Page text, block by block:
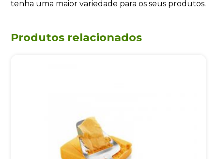
tenha uma maior variedade para os seus produtos.
Produtos relacionados